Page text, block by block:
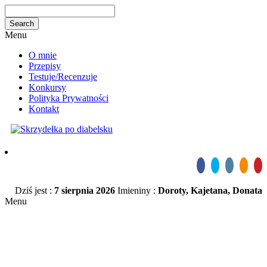
Menu
O mnie
Przepisy
Testuje/Recenzuje
Konkursy
Polityka Prywatności
Kontakt
Dziś jest : 7 sierpnia 2026 Imieniny : Doroty, Kajetana, Donata
Menu